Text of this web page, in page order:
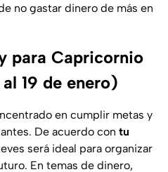
no gastar dinero de más en
para Capricornio
19 de enero)
en cumplir metas y
De acuerdo con tu
será ideal para organizar
En temas de dinero,